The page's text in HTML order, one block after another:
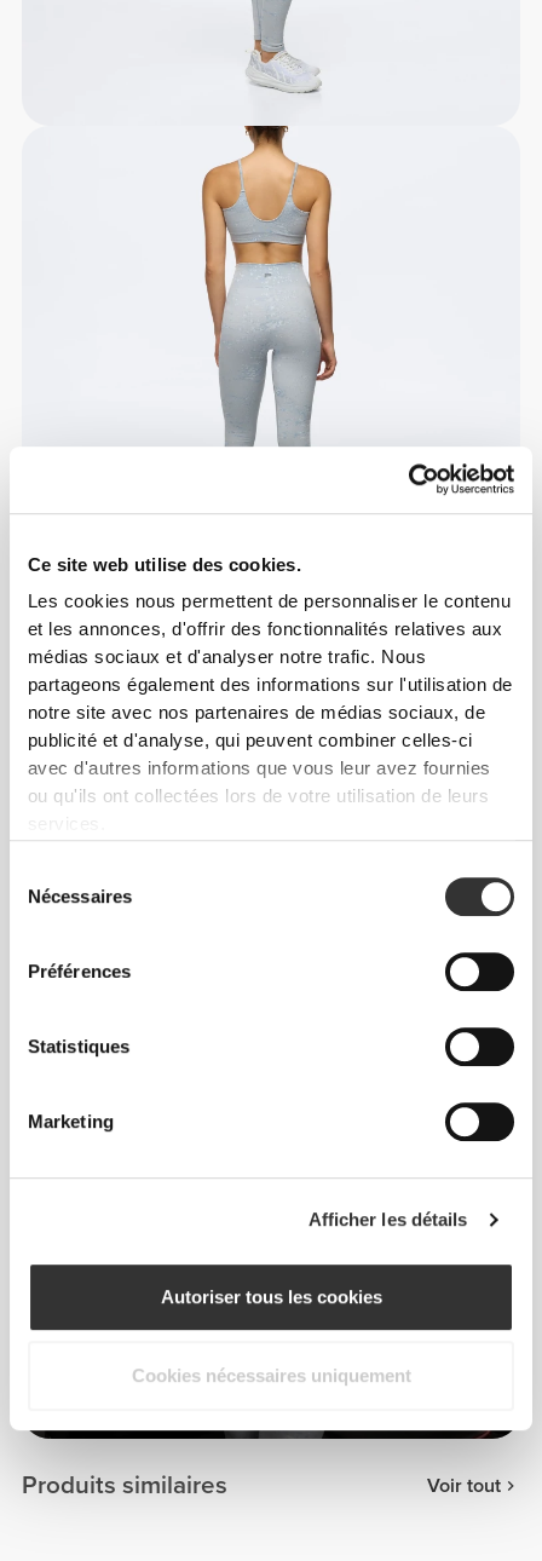
Ce site web utilise des cookies.
Les cookies nous permettent de personnaliser le contenu
et les annonces, d'offrir des fonctionnalités relatives aux
médias sociaux et d'analyser notre trafic. Nous
partageons également des informations sur l'utilisation de
notre site avec nos partenaires de médias sociaux, de
publicité et d'analyse, qui peuvent combiner celles-ci
avec d'autres informations que vous leur avez fournies
ou qu'ils ont collectées lors de votre utilisation de leurs
services.
Nécessaires
Préférences
Statistiques
Marketing
Afficher les détails
Autoriser tous les cookies
Cookies nécessaires uniquement
Info et Entretien
Avis généraux
5
De notre communauté Voir tout
10
Tamar Kunz
Produits similaires Voir tout